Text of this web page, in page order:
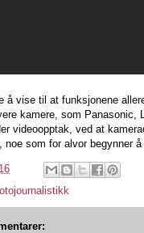
å vise til at funksjonene
kamere, som Panasonic,
videoopptak, ved at
, noe som for alvor begynner